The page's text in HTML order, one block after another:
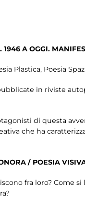
A OGGI.
Plastica, Poesia
in riviste
di questa
che ha
/ POESIA
fra loro? Come si